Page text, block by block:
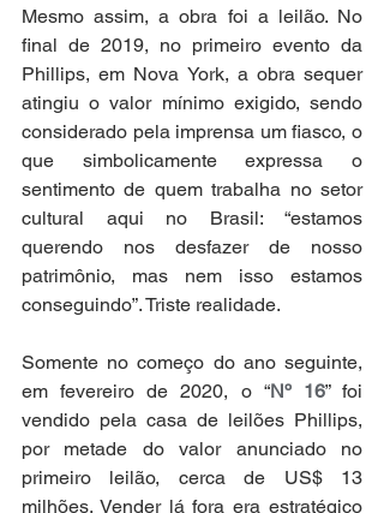
Mesmo assim, a obra foi a leilão. No
final de 2019, no primeiro evento da
Phillips, em Nova York, a obra sequer
atingiu o valor mínimo exigido, sendo
considerado pela imprensa um fiasco, o
que simbolicamente expressa o
sentimento de quem trabalha no setor
cultural aqui no Brasil: “estamos
querendo nos desfazer de nosso
patrimônio, mas nem isso estamos
conseguindo”. Triste realidade.
Somente no começo do ano seguinte,
em fevereiro de 2020, o “Nº 16” foi
vendido pela casa de leilões Phillips,
por metade do valor anunciado no
primeiro leilão, cerca de US$ 13
milhões. Vender lá fora era estratégico